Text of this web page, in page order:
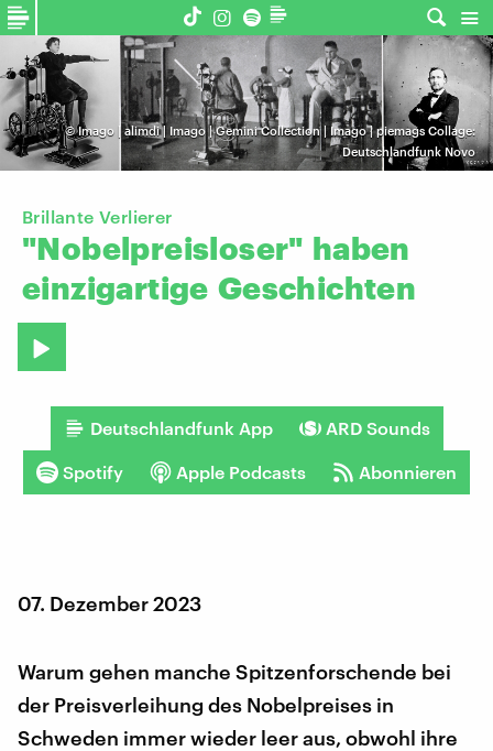
©Imago | alimdi | Imago | Gemini Collection | Imago | piemags Collage:
Deutschlandfunk Novo
Brillante Verlierer
"Nobelpreisloser" haben
einzigartige Geschichten
Deutschlandfunk App ARD Sounds
Spotify Apple Podcasts Abonnieren
07. Dezember 2023
Warum gehen manche Spitzenforschende bei
der Preisverleihung des Nobelpreises in
Schweden immer wieder leer aus, obwohl ihre